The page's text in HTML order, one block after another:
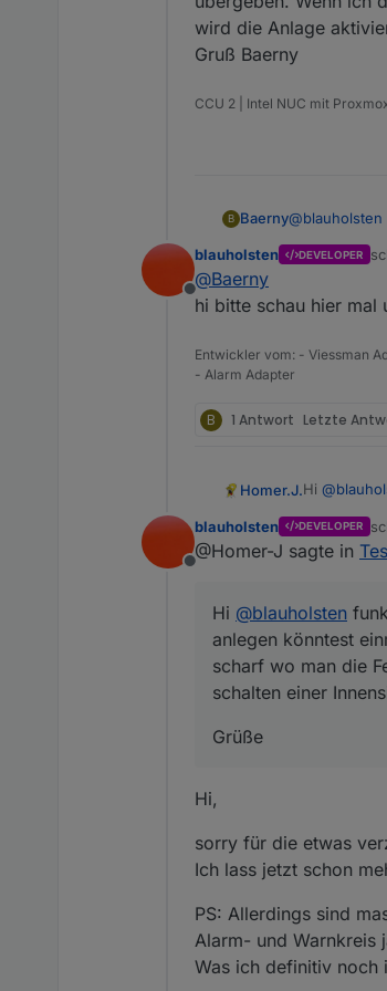
wird die Anlage
Gruß Baerny
CCU 2 | Intel NUC mit
B Baerny@blauholsten
Passwort
Gruß Baerny
Offline
blauholsten DEVELOPER
@Baerny
hi bitte schau hier mal
Entwickler vom: - Viessman
- Alarm Adapter
B 1 Antwort Letzte
Homer.J.Hi @
Fensterkontakte und
Auslösung
Grüße
Offline
blauholsten DEVELOPER
@Homer-J sagte in
Hi @blauholsten
anlegen könntest
scharf wo man die
schalten einer
Grüße
Hi,
sorry für die etwas
Ich lass jetzt schon
PS: Allerdings sind
Alarm- und Warnkreis
Was ich definitiv noch